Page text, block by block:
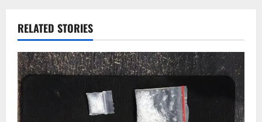
RELATED STORIES